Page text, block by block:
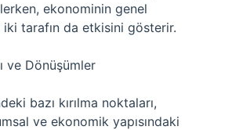
ekonominin genel
tarafın da etkisini gösterir.
ve Dönüşümler
bazı kırılma noktaları,
ve ekonomik yapısındaki